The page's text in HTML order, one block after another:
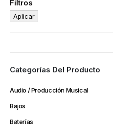
Filtros
Aplicar
Categorías Del Producto
Audio / Producción Musical
Bajos
Baterías